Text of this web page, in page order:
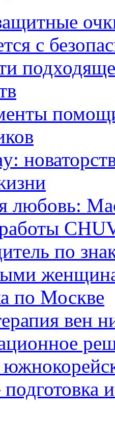
с
любовь:
по
по Москве
вен